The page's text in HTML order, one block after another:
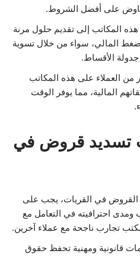
على أفضل الشروط.
المكاتب إلى تقديم حلول مرنة
المالي، سواء من خلال تسوية
الأقساط.
من العملاء على هذه المكاتب
المالية، مما يوفر الوقت
تسديد قروض في
في القريات، يجب على
ومدى احترافيته في التعامل مع
تجارب ناجحة مع عملاء آخرين.
قانونية ومهنية تحفظ حقوق